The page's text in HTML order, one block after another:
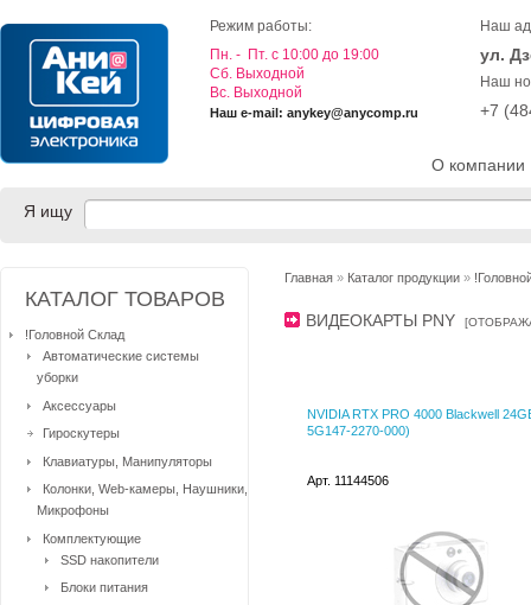
О компании
Режим работы:
Пн. - Пт. с 10:00 до 19:00
Cб. Выходной
Вс. Выходной
Наш e-mail: anykey@anycomp.ru
Наш
ул.
Наш
+7
Я ищу
Главная » Каталог продукции »
ВИДЕОКАРТЫ PNY [
NVIDIA RTX PRO 4000 Blackwell
5G147-2270-000)
Арт. 11144506
КАТАЛОГ ТОВАРОВ
!Головной Склад
Автоматические системы
уборки
Аксессуары
Гироскутеры
Клавиатуры, Манипуляторы
Колонки, Web-камеры, Наушники,
Микрофоны
Комплектующие
SSD накопители
Блоки питания